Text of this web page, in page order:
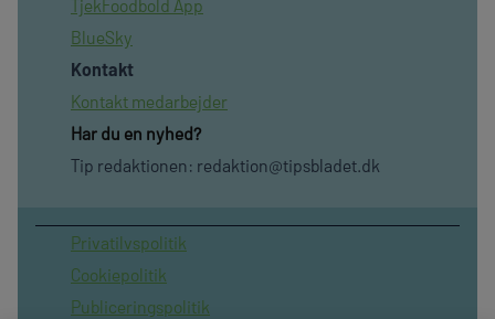
TjekFoodbold App
BlueSky
Kontakt
Kontakt medarbejder
Har du en nyhed?
Tip redaktionen: redaktion@tipsbladet.dk
Privatilvspolitik
Cookiepolitik
Publiceringspolitik